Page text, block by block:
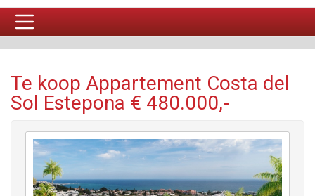
Te koop Appartement Costa del
Sol Estepona € 480.000,-